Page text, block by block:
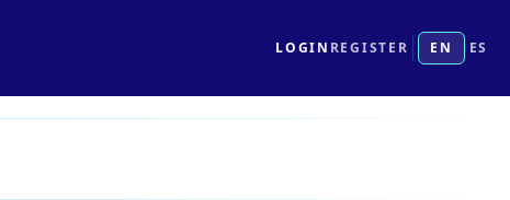
LOGIN REGISTER EN ES